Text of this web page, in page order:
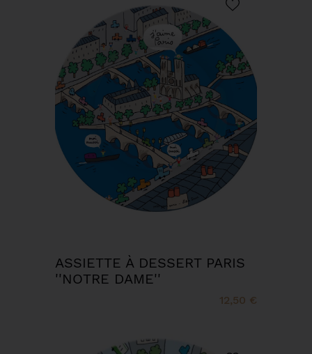
ASSIETTE À DESSERT PARIS
''NOTRE DAME''
12,50 €